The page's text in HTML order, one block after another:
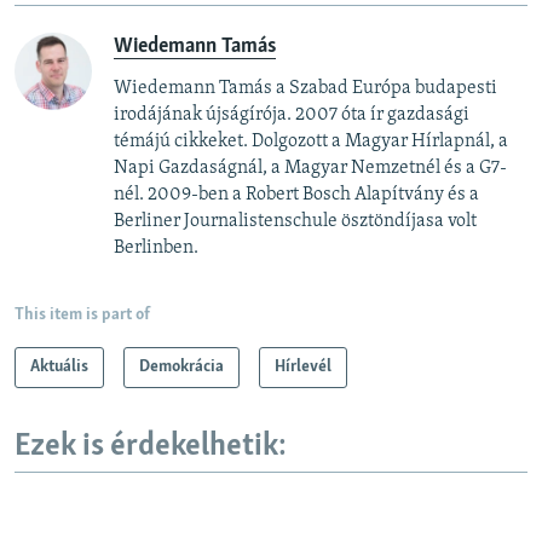
Wiedemann Tamás
Wiedemann Tamás a Szabad Európa budapesti
irodájának újságírója. 2007 óta ír gazdasági
témájú cikkeket. Dolgozott a Magyar Hírlapnál, a
Napi Gazdaságnál, a Magyar Nemzetnél és a G7-
nél. 2009-ben a Robert Bosch Alapítvány és a
Berliner Journalistenschule ösztöndíjasa volt
Berlinben.
This item is part of
Aktuális Demokrácia Hírlevél
Ezek is érdekelhetik: